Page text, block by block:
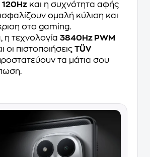
120Hz και η συχνότητα αφής
ομαλή κύλιση και
στο gaming.
η τεχνολογία 3840Hz PWM
οι πιστοποιήσεις TÜV
τα μάτια σου